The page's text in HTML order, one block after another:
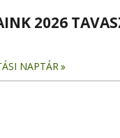
2026
NAPTÁR